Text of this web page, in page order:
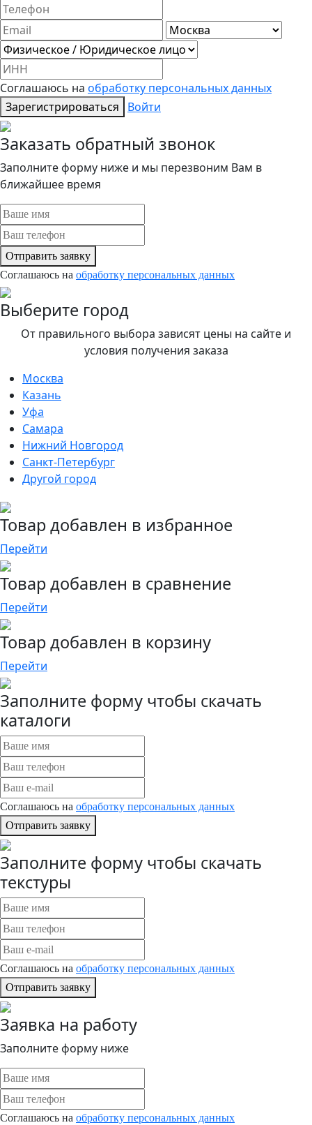
Соглашаюсь на обработку персональных данных
Зарегистрироваться
Войти
Заказать обратный звонок
Заполните форму ниже и мы перезвоним Вам в
ближайшее время
Отправить заявку
Соглашаюсь на обработку персональных данных
Выберите город
От правильного выбора зависят цены на сайте и
условия получения заказа
Москва
Казань
Уфа
Самара
Нижний Новгород
Санкт-Петербург
Другой город
Товар добавлен в избранное
Перейти
Товар добавлен в сравнение
Перейти
Товар добавлен в корзину
Перейти
Заполните форму чтобы скачать
каталоги
Соглашаюсь на обработку персональных данных
Отправить заявку
Заполните форму чтобы скачать
текстуры
Соглашаюсь на обработку персональных данных
Отправить заявку
Заявка на работу
Заполните форму ниже
Соглашаюсь на обработку персональных данных